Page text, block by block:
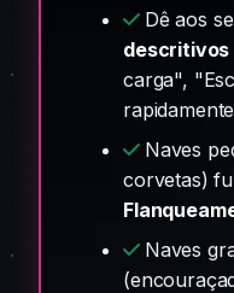
Dê aos
descritivos
carga",
rapidamente
Naves
corvetas)
Naves